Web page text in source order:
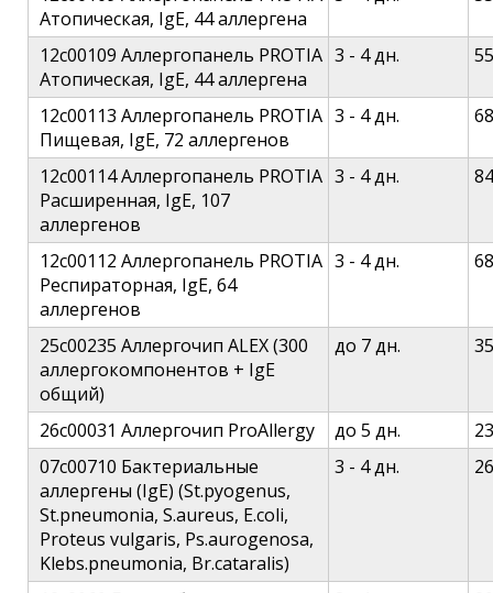
Атопическая, IgE, 44 аллергена
12c00109 Аллергопанель PROTIA
Атопическая, IgE, 44 аллергена
3 - 4 дн.
12c00113 Аллергопанель PROTIA
Пищевая, IgE, 72 аллергенов
3 - 4 дн.
12c00114 Аллергопанель PROTIA
Расширенная, IgE, 107
аллергенов
3 - 4 дн.
12c00112 Аллергопанель PROTIA
Респираторная, IgE, 64
аллергенов
3 - 4 дн.
25c00235 Аллергочип ALEX (300
аллергокомпонентов + IgE
общий)
до 7 дн.
26c00031 Аллергочип ProAllergy до 5 дн.
07c00710 Бактериальные
аллергены (IgE) (St.pyogenus,
St.pneumonia, S.aureus, E.coli,
Proteus vulgaris, Ps.aurogenosa,
Klebs.pneumonia, Br.cataralis)
3 - 4 дн.